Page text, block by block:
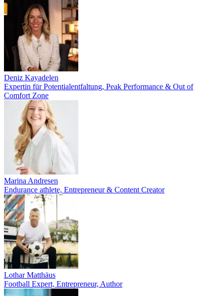
Deniz Kayadelen
Expertin für Potentialentfaltung, Peak Performance & Out of
Comfort Zone
Marina Andresen
Endurance athlete, Entrepreneur & Content Creator
Lothar Matthäus
Football Expert, Entrepreneur, Author